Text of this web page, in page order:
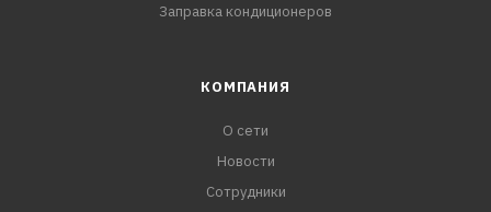
Заправка кондиционеров
КОМПАНИЯ
О сети
Новости
Сотрудники